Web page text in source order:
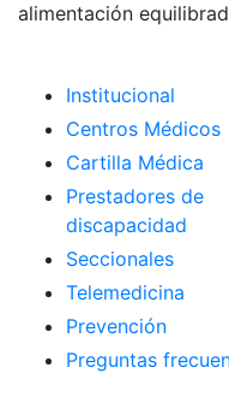
alimentación
Institucional
Centros Médicos
Cartilla Médica
Prestadores de
discapacidad
Seccionales
Telemedicina
Prevención
Preguntas